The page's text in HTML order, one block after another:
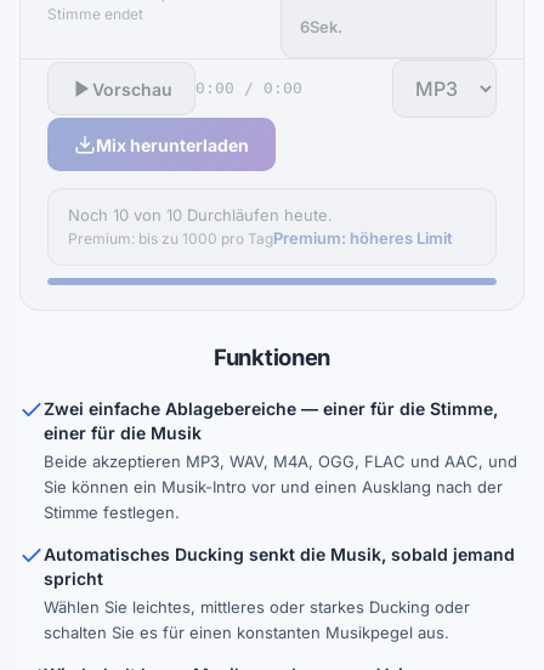
Stimme endet
6Sek.
Vorschau 0:00 / 0:00
Mix herunterladen
Noch 10 von 10 Durchläufen heute.
Premium: bis zu 1000 pro TagPremium: höheres Limit
Funktionen
Zwei einfache Ablagebereiche — einer für die Stimme,
einer für die Musik
Beide akzeptieren MP3, WAV, M4A, OGG, FLAC und AAC, und
Sie können ein Musik-Intro vor und einen Ausklang nach der
Stimme festlegen.
Automatisches Ducking senkt die Musik, sobald jemand
spricht
Wählen Sie leichtes, mittleres oder starkes Ducking oder
schalten Sie es für einen konstanten Musikpegel aus.